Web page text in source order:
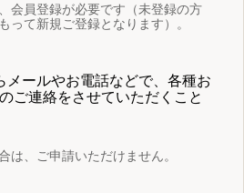
会員登録が必要です（未登録の方
って新規ご登録となります）。
メールやお電話などで、各種お
ご連絡をさせていただくこと
は、ご申請いただけません。